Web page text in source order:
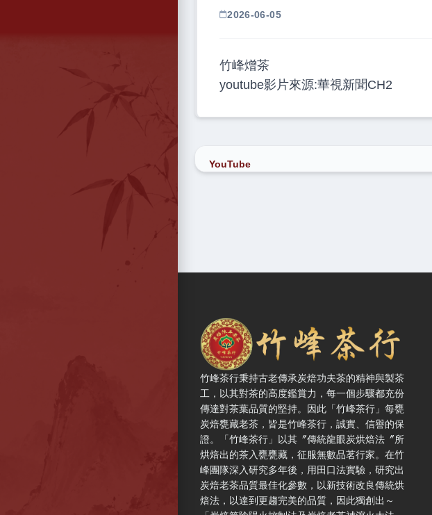
2026-06-05
竹峰熷茶
youtube影片來源:華視新聞CH2
YouTube
竹峰茶行 — 網站概要、主導覽與聯絡方式
竹峰茶行秉持古老傳承炭焙功夫茶的精神與製茶
工，以其對茶的高度鑑賞力，每一個步驟都充份
傳達對茶葉品質的堅持。因此「竹峰茶行」每甕
炭焙甕藏老茶，皆是竹峰茶行，誠實、信譽的保
證。「竹峰茶行」以其〞傳統龍眼炭烘焙法〞所
烘焙出的茶入甕甕藏，征服無數品茗行家。在竹
峰團隊深入研究多年後，用田口法實驗，研究出
炭焙老茶品質最佳化參數，以新技術改良傳統烘
焙法，以達到更趨完美的品質，因此獨創出～